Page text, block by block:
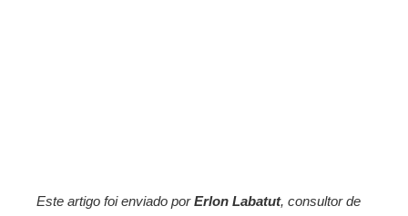
Este artigo foi enviado porErlon Labatut, consultor de